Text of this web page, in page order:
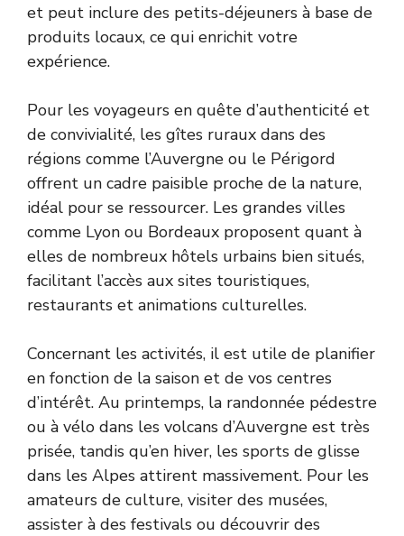
et peut inclure des petits-déjeuners à base de
produits locaux, ce qui enrichit votre
expérience.
Pour les voyageurs en quête d’authenticité et
de convivialité, les gîtes ruraux dans des
régions comme l’Auvergne ou le Périgord
offrent un cadre paisible proche de la nature,
idéal pour se ressourcer. Les grandes villes
comme Lyon ou Bordeaux proposent quant à
elles de nombreux hôtels urbains bien situés,
facilitant l’accès aux sites touristiques,
restaurants et animations culturelles.
Concernant les activités, il est utile de planifier
en fonction de la saison et de vos centres
d’intérêt. Au printemps, la randonnée pédestre
ou à vélo dans les volcans d’Auvergne est très
prisée, tandis qu’en hiver, les sports de glisse
dans les Alpes attirent massivement. Pour les
amateurs de culture, visiter des musées,
assister à des festivals ou découvrir des